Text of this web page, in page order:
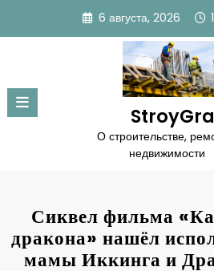
содержимому
6 августа, 2026
О строительстве,
недвижимости
Сиквел фильма
дракона» нашёл
мамы Иккинга и